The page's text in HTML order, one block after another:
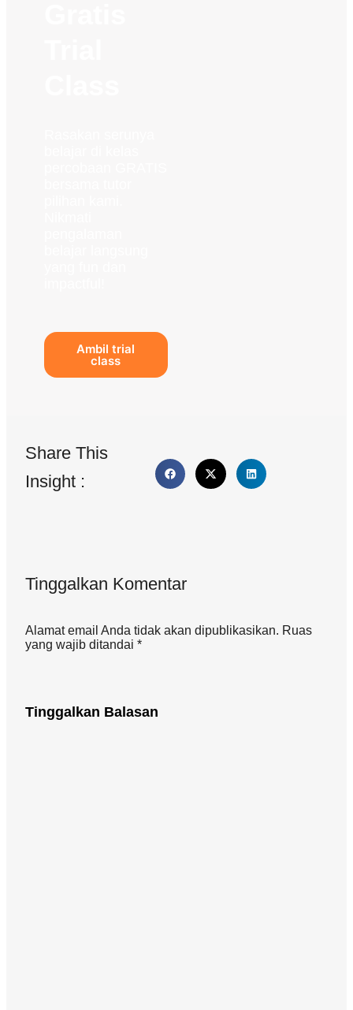
Ambil trial
class
Share This
Insight :
Tinggalkan Komentar
Alamat email Anda tidak akan dipublikasikan. Ruas
yang wajib ditandai *
Tinggalkan Balasan